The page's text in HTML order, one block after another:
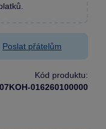
Poslat přátelům
Kód produktu:
016260100000